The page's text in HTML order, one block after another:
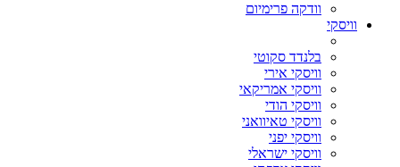
וודקה פרימיום
וויסקי
בלנדד סקוטי
וויסקי אירי
וויסקי אמריקאי
וויסקי הודי
וויסקי טאיוואני
וויסקי יפני
וויסקי ישראלי